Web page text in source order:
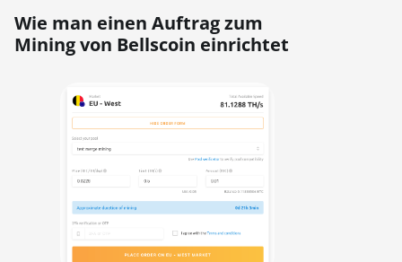
Wie man einen Auftrag zum
Mining von Bellscoin einrichtet